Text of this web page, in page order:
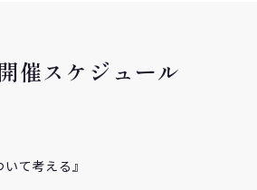
催スケジュール
て考える』